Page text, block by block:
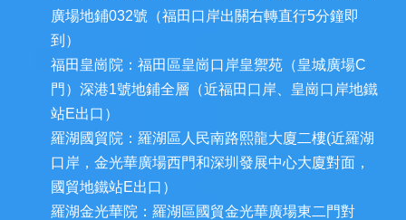
廣場地鋪032號（福田口岸出關右轉直行5分鐘即
到）
福田皇崗院：福田區皇崗口岸皇禦苑（皇城廣場C
門）深港1號地鋪全層（近福田口岸、皇崗口岸地鐵
站E出口）
羅湖國貿院：羅湖區人民南路熙龍大廈二樓(近羅湖
口岸，金光華廣場西門和深圳發展中心大廈對面，
國貿地鐵站E出口）
羅湖金光華院：羅湖區國貿金光華廣場東二門對